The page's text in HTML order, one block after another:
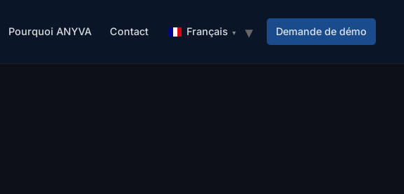
Pourquoi ANYVA Contact Français Demande de démo